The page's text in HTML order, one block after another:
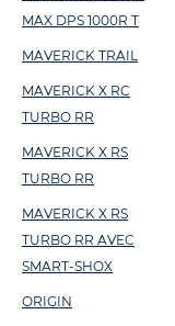
MAX DPS 1000R T
MAVERICK TRAIL
MAVERICK X RC
TURBO RR
MAVERICK X RS
TURBO RR
MAVERICK X RS
TURBO RR AVEC
SMART-SHOX
ORIGIN